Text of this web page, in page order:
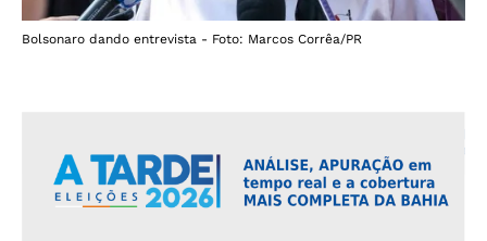
Bolsonaro dando entrevista - Foto: Marcos Corrêa/PR